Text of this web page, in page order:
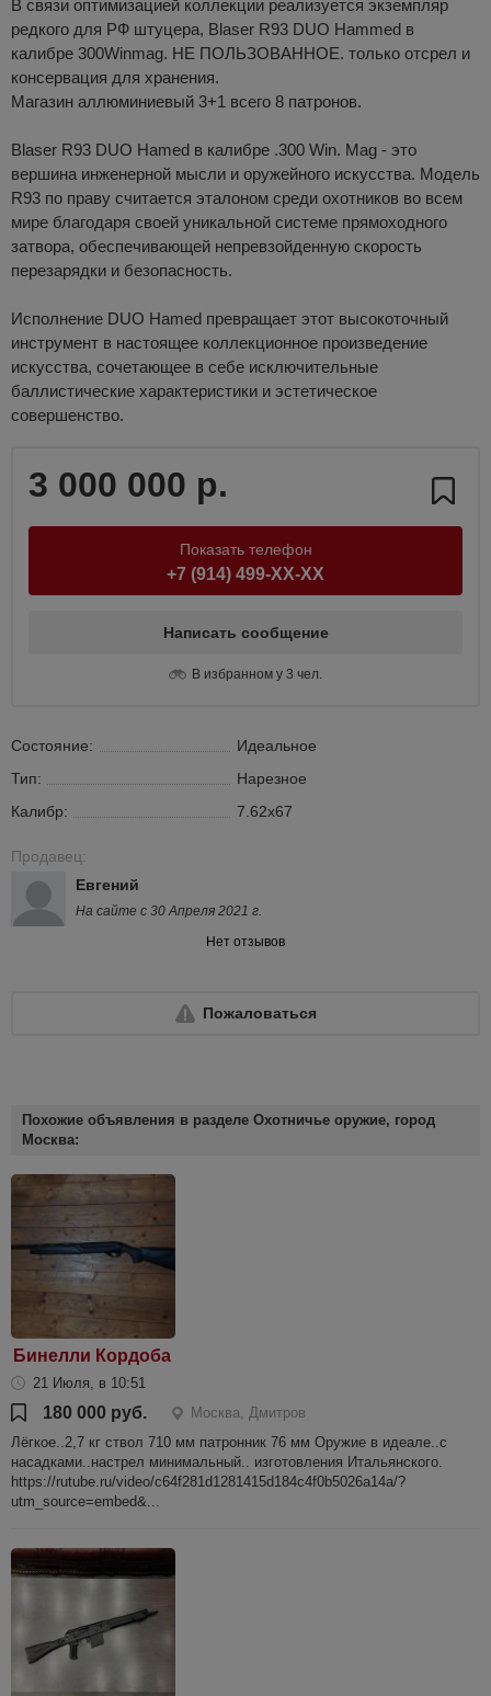
В связи оптимизацией коллекции реализуется экземпляр
редкого для РФ штуцера, Blaser R93 DUO Hammed в
калибре 300Winmag. НЕ ПОЛЬЗОВАННОЕ. только отсрел и
консервация для хранения.
Магазин аллюминиевый 3+1 всего 8 патронов.
Blaser R93 DUO Hamed в калибре .300 Win. Mag - это
вершина инженерной мысли и оружейного искусства. Модель
R93 по праву считается эталоном среди охотников во всем
мире благодаря своей уникальной системе прямоходного
затвора, обеспечивающей непревзойденную скорость
перезарядки и безопасность.
Исполнение DUO Hamed превращает этот высокоточный
инструмент в настоящее коллекционное произведение
искусства, сочетающее в себе исключительные
баллистические характеристики и эстетическое
совершенство.
3 000 000 р.
Показать телефон
+7 (914) 499-XX-XX
Написать сообщение
В избранном у 3 чел.
Состояние:
Идеальное
Тип:
Нарезное
Калибр:
7.62х67
Продавец:
Евгений
На сайте с 30 Апреля 2021 г.
Нет отзывов
Пожаловаться
Похожие объявления в разделе Охотничье оружие, город
Москва:
Бинелли Кордоба
21 Июля, в 10:51
180 000 руб.
Москва, Дмитров
Лёгкое..2,7 кг ствол 710 мм патронник 76 мм Оружие в идеале..с
насадками..настрел минимальный.. изготовления Итальянского.
https://rutube.ru/video/c64f281d1281415d184c4f0b5026a14a/?
utm_source=embed&...